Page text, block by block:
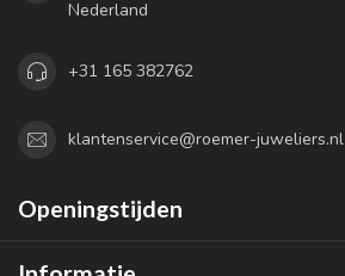
Nederland
+31 165 382762
klantenservice@roemer-juweliers.nl
Openingstijden